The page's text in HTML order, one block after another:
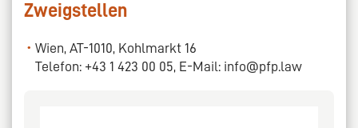
Zweigstellen
Wien, AT-1010, Kohlmarkt 16
Telefon: +43 1 423 00 05, E-Mail: info@pfp.law